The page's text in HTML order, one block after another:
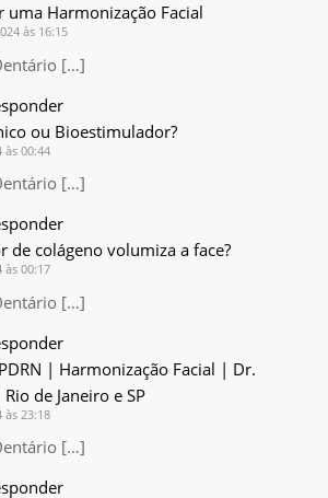
uma Harmonização Facial
às 16:15
[…]
ou Bioestimulador?
00:44
[…]
de colágeno volumiza a face?
00:17
[…]
| Harmonização Facial | Dr.
de Janeiro e SP
23:18
[…]